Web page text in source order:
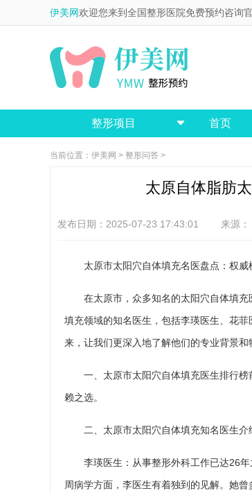
伊美网欢迎您来到全国整形医院免费预约咨询
整形项目  首页
当前位置： 伊美网 > 整形问答 >
太原自体脂肪
发布日期：2025-07-23 17:43:01 来源：
太原市太阳穴自体填充名医盘点：权
在太原市，众多知名的太阳穴自体填
填充领域的知名医生，包括李瑛医生、花
来，让我们更深入地了解他们的专业背景和
一、太原市太阳穴自体填充医生排行
赖之选。
二、太原市太阳穴自体填充知名医生介
李瑛医生：从事整形外科工作已达26
周病学方面，李医生有着独到的见解。她